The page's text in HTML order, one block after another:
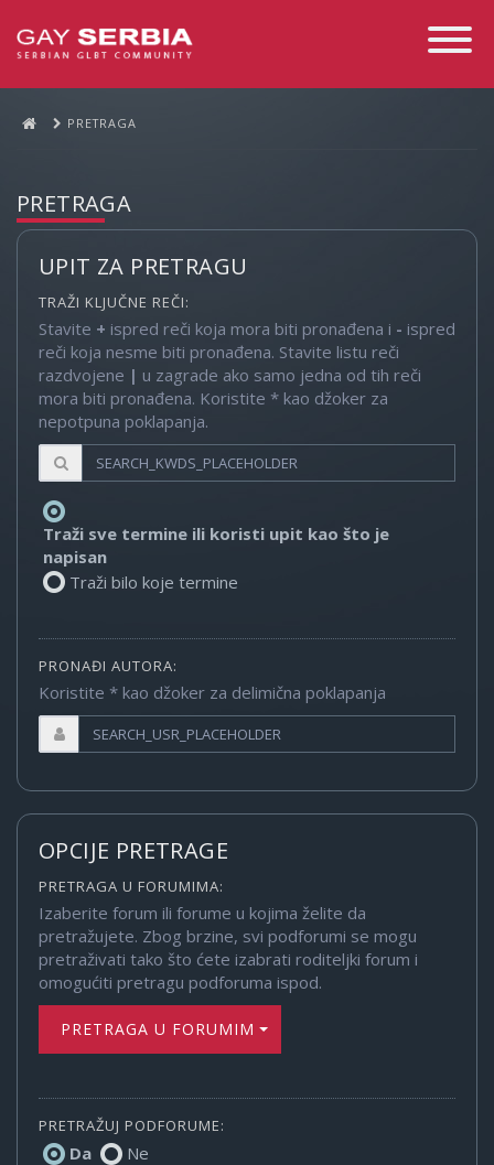
Toggle
PRETRAGA
PRETRAGA
UPIT ZA PRETRAGU
TRAŽI KLJUČNE REČI:
Stavite + ispred reči koja mora biti pronađena i - ispred
reči koja nesme biti pronađena. Stavite listu reči
razdvojene | u zagrade ako samo jedna od tih reči
mora biti pronađena. Koristite * kao džoker za
nepotpuna poklapanja.
Traži sve termine ili koristi upit kao što je
napisan
Traži bilo koje termine
PRONAĐI AUTORA:
Koristite * kao džoker za delimična poklapanja
OPCIJE PRETRAGE
PRETRAGA U FORUMIMA:
Izaberite forum ili forume u kojima želite da
pretražujete. Zbog brzine, svi podforumi se mogu
pretraživati tako što ćete izabrati roditeljki forum i
omogućiti pretragu podforuma ispod.
PRETRAGA U FORUMIMA
PRETRAŽUJ PODFORUME:
Da Ne